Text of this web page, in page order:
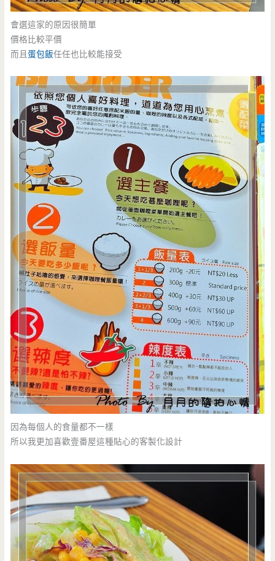
會選這家的原因很簡單
價格比較平價
而且蛋包飯任任也比較能接受
因為每個人的食量都不一樣
所以我更加喜歡壹番屋這種貼心的客製化設計